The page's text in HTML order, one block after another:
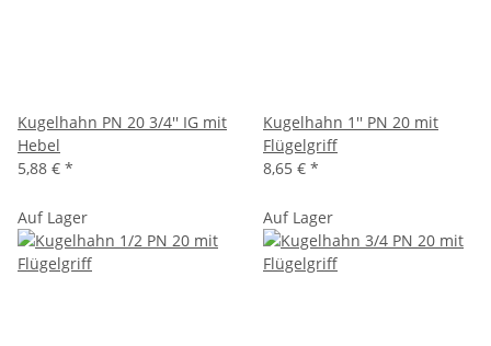
Kugelhahn PN 20 3/4'' IG mit
Hebel
5,88 € *
Kugelhahn 1'' PN 20 mit
Flügelgriff
8,65 € *
Auf Lager Auf Lager